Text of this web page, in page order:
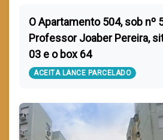
O Apartamento 504, sob nº
Professor Joaber Pereira,
03 e o box 64
ACEITA LANCE PARCELADO